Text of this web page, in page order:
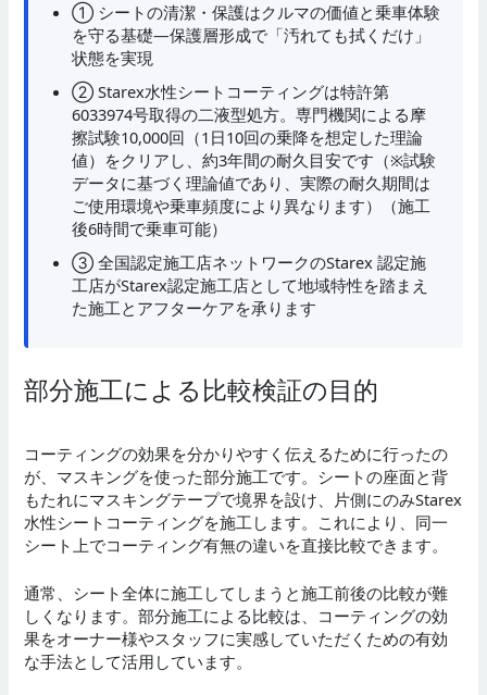
① シートの清潔・保護はクルマの価値と乗車体験
を守る基礎—保護層形成で「汚れても拭くだけ」
状態を実現
② Starex水性シートコーティングは特許第
6033974号取得の二液型処方。専門機関による摩
擦試験10,000回（1日10回の乗降を想定した理論
値）をクリアし、約3年間の耐久目安です（※試験
データに基づく理論値であり、実際の耐久期間は
ご使用環境や乗車頻度により異なります）（施工
後6時間で乗車可能）
③ 全国認定施工店ネットワークのStarex 認定施
工店がStarex認定施工店として地域特性を踏まえ
た施工とアフターケアを承ります
部分施工による比較検証の目的
コーティングの効果を分かりやすく伝えるために行ったの
が、マスキングを使った部分施工です。シートの座面と背
もたれにマスキングテープで境界を設け、片側にのみStarex
水性シートコーティングを施工します。これにより、同一
シート上でコーティング有無の違いを直接比較できます。
通常、シート全体に施工してしまうと施工前後の比較が難
しくなります。部分施工による比較は、コーティングの効
果をオーナー様やスタッフに実感していただくための有効
な手法として活用しています。